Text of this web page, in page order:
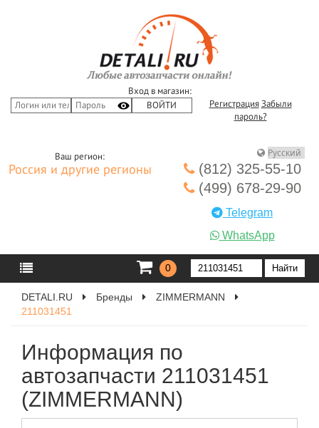
Вход в магазин:
Регистрация Забыли
пароль?
Ваш регион:
Россия и другие регионы
(812) 325-55-10
(499) 678-29-90
Telegram
WhatsApp
0
DETALI.RU Бренды
ZIMMERMANN
211031451
Информация по
автозапчасти 211031451
(ZIMMERMANN)